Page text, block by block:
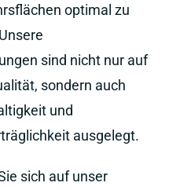
optimal zu
sind nicht nur auf
sondern auch
und
ausgelegt.
sich auf unser